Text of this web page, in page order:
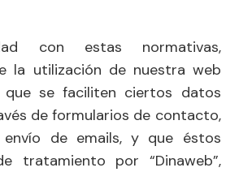
con estas normativas,
la utilización de nuestra web
que se faciliten ciertos datos
de formularios de contacto,
de emails, y que éstos
tratamiento por “Dinaweb”,